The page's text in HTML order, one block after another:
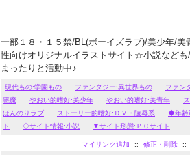
一部１８・１５禁/BL(ボーイズラブ)/美少年/
性向けオリジナルイラストサイト☆小説など
まったりと活動中♪
現代もの:学園もの ファンタジー:異世界もの ファン
悪魔
やおい的嗜好:美少年 やおい的嗜好:美青年
ほんのりラブ
ストーリー的嗜好:ＤＶ・陵辱系 ◆年齢
ト
◇サイト情報:小説 ▼サイト形態:ＰＣサイト
マイリンク追加 :: 修正・削除 ::